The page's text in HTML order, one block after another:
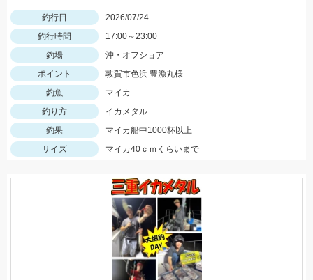
釣行日
2026/07/24
釣行時間
17:00～23:00
釣場
沖・オフショア
ポイント
敦賀市色浜 豊漁丸様
釣魚
マイカ
釣り方
イカメタル
釣果
マイカ船中1000杯以上
サイズ
マイカ40ｃｍくらいまで